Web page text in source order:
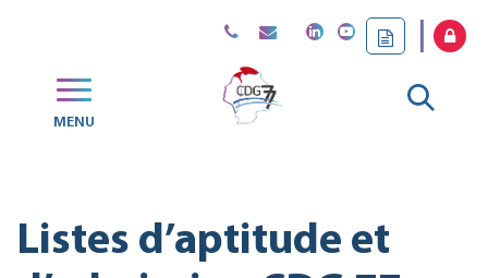
MENU
Aller
Listes d’aptitude et